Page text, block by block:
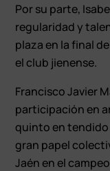
Por su parte,
regularidad y
plaza en la final
el club jienense.
Francisco Javier
participación en
quinto en
gran papel
Jaén en el